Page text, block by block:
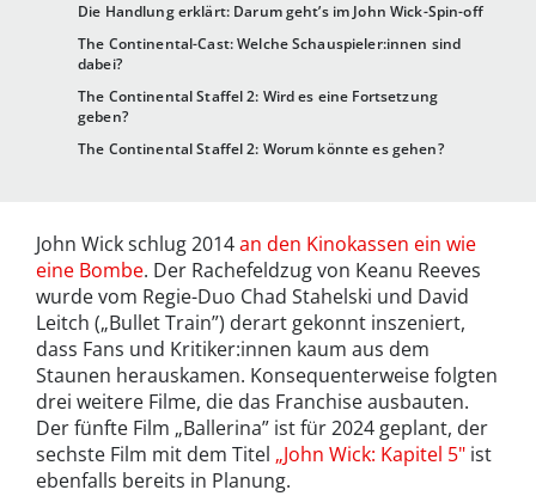
Die Handlung erklärt: Darum geht’s im John Wick-Spin-off
The Continental-Cast: Welche Schauspieler:innen sind
dabei?
The Continental Staffel 2: Wird es eine Fortsetzung
geben?
The Continental Staffel 2: Worum könnte es gehen?
John Wick schlug 2014an den Kinokassen ein wie
eine Bombe. Der Rachefeldzug von Keanu Reeves
wurde vom Regie-Duo Chad Stahelski und David
Leitch („Bullet Train”) derart gekonnt inszeniert,
dass Fans und Kritiker:innen kaum aus dem
Staunen herauskamen. Konsequenterweise folgten
drei weitere Filme, die das Franchise ausbauten.
Der fünfte Film „Ballerina” ist für 2024 geplant, der
sechste Film mit dem Titel „John Wick: Kapitel 5" ist
ebenfalls bereits in Planung.